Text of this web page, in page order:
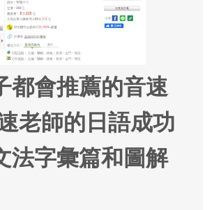
都會推薦的音速
老師的日語成功
法字彙篇和圖解